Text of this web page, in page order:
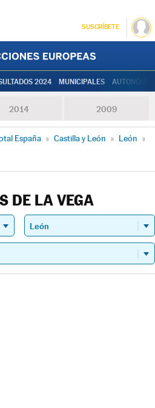
SUSCRÍBETE
2024 MUNICIPALES
2014 2009
España » Castilla y León » León »
DE LA VEGA